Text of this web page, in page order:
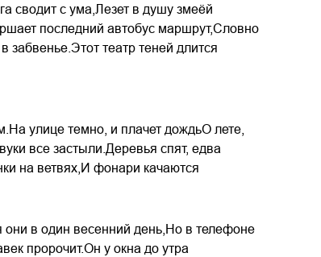
сводит с ума,Лезет в душу змеёй
последний автобус маршрут,Словно
театр теней длится
улице темно, и плачет дождьО лете,
все застыли.Деревья спят, едва
на ветвях,И фонари качаются
они в один весенний день,Но в телефоне
пророчит.Он у окна до утра